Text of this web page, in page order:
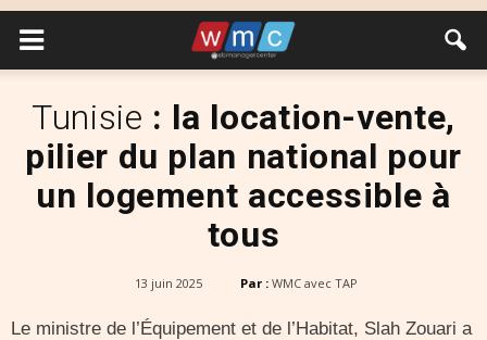
Tunisie : la location-vente,
pilier du plan national pour
un logement accessible à
tous
13 juin 2025 Par : WMC avec TAP
Le ministre de l’Équipement et de l’Habitat, Slah Zouari a